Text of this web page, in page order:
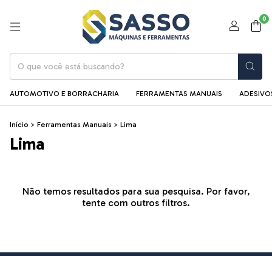
0
AUTOMOTIVO E BORRACHARIA FERRAMENTAS MANUAIS
Início > Ferramentas Manuais > Lima
Lima
Não temos resultados para sua pesquisa. Por favor,
tente com outros filtros.